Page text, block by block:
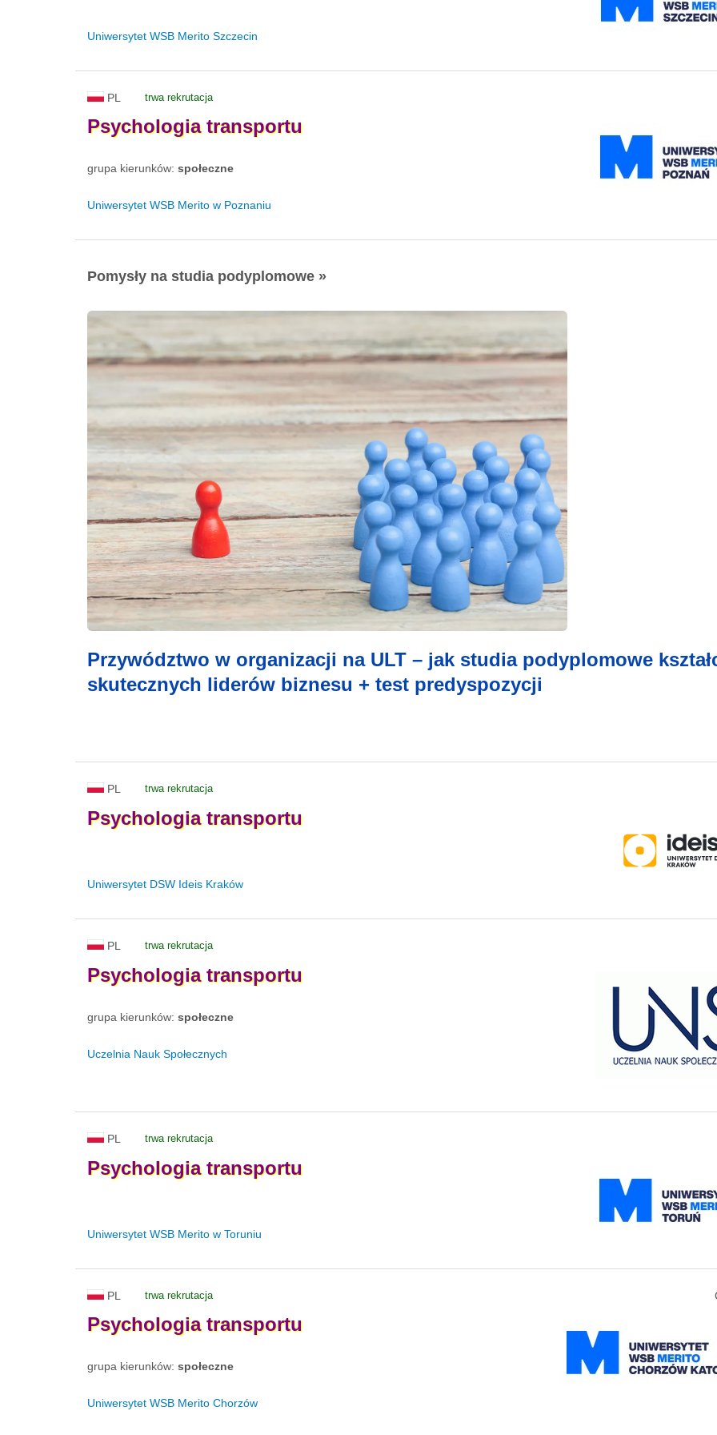
Uniwersytet WSB Merito Szczecin
PL trwa rekrutacja
Psychologia transportu
grupa kierunków: społeczne
Uniwersytet WSB Merito w Poznaniu
Pomysły na studia podyplomowe »
Przywództwo w organizacji na ULT – jak studia podyplomowe
skutecznych liderów biznesu + test predyspozycji
PL trwa rekrutacja
Psychologia transportu
Uniwersytet DSW Ideis Kraków
PL trwa rekrutacja
Psychologia transportu
grupa kierunków: społeczne
Uczelnia Nauk Społecznych
PL trwa rekrutacja
Psychologia transportu
Uniwersytet WSB Merito w Toruniu
PL trwa rekrutacja
Psychologia transportu
grupa kierunków: społeczne
Uniwersytet WSB Merito Chorzów